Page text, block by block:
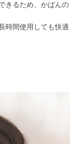
きるため、かばんの
時間使用しても快適